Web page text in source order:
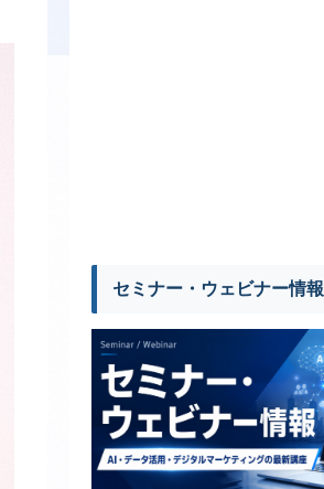
セミナー・ウェビナー情報